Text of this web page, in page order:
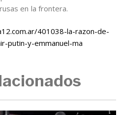
en la frontera.
401038-la-razon-de-
putin-y-emmanuel-ma